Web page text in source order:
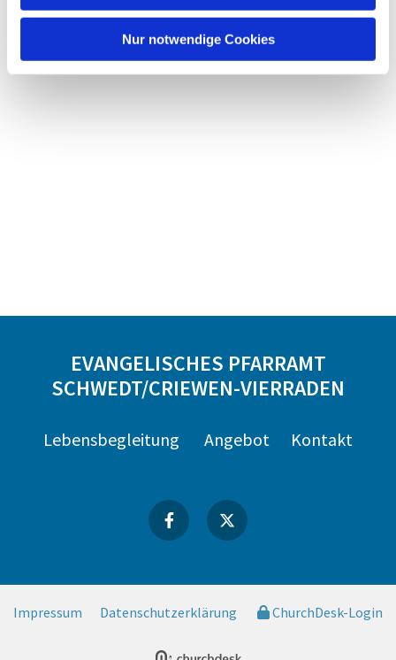
Nur notwendige Cookies
EVANGELISCHES PFARRAMT
SCHWEDT/CRIEWEN-VIERRADEN
Lebensbegleitung Angebot Kontakt
Impressum Datenschutzerklärung ChurchDesk-Login